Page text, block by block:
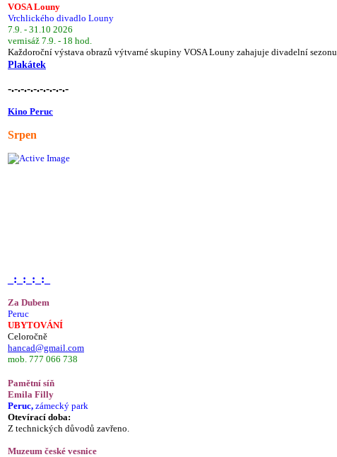
VOSA Louny
Vrchlického divadlo Louny
7.9. - 31.10 2026
vernisáž 7.9. - 18 hod.
Každoroční výstava obrazů výtvarné skupiny VOSA Louny zahajuje divadelní sezonu.
Plakátek
-.-.-.-.-.-.-.-.-.-
Kino Peruc
Srpen
_:_:_:_:_
Za Dubem
Peruc
UBYTOVÁNÍ
Celoročně
hancad@gmail.com
mob. 777 066 738
Pamětní síň
Emila Filly
Peruc, zámecký park
Otevírací doba:
Z technických důvodů zavřeno.
Muzeum české vesnice